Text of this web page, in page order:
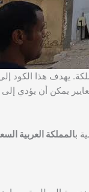
يهدف هذا الكود
يمكن أن يؤدي
بالمملكة العربية